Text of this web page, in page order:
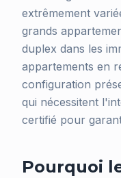
extrêmement
grands
duplex dans les
appartements en
configuration
qui nécessitent
certifié pour
Pourquoi